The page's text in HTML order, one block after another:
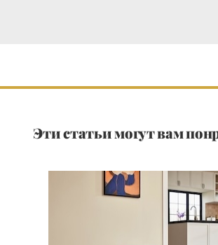
Эти статьи могут вам